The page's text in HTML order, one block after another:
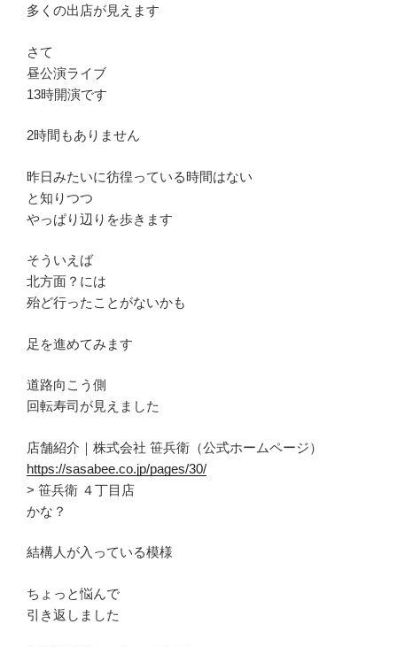
多くの出店が見えます
さて
昼公演ライブ
13時開演です
2時間もありません
昨日みたいに彷徨っている時間はない
と知りつつ
やっぱり辺りを歩きます
そういえば
北方面？には
殆ど行ったことがないかも
足を進めてみます
道路向こう側
回転寿司が見えました
店舗紹介｜株式会社 笹兵衛（公式ホームページ）
https://sasabee.co.jp/pages/30/
> 笹兵衛 ４丁目店
かな？
結構人が入っている模様
ちょっと悩んで
引き返しました